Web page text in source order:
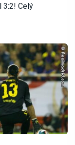
3:2! Celý